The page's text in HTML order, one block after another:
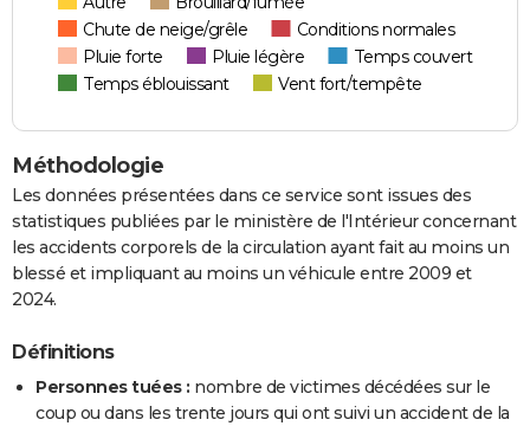
Chute de neige/grêle
Conditions normales
Pluie forte
Pluie légère
Temps couvert
Temps éblouissant
Vent fort/tempête
Méthodologie
Les données présentées dans ce service sont issues des
statistiques publiées par le ministère de l'Intérieur concernant
les accidents corporels de la circulation ayant fait au moins un
blessé et impliquant au moins un véhicule entre 2009 et
2024.
Définitions
Personnes tuées : nombre de victimes décédées sur le
coup ou dans les trente jours qui ont suivi un accident de la